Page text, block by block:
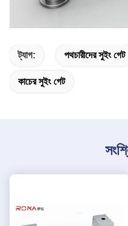
ট্যাগ: পথচারীদের সুইং গেট
কাচের সুইং গেট